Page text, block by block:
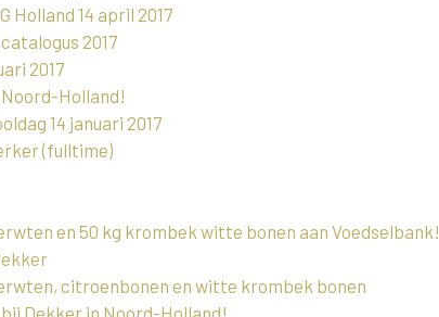
Holland 14 april 2017
2017
2017
Holland!
14 januari 2017
(fulltime)
en 50 kg krombek witte bonen aan Voedselbank!
citroenbonen en witte krombek bonen